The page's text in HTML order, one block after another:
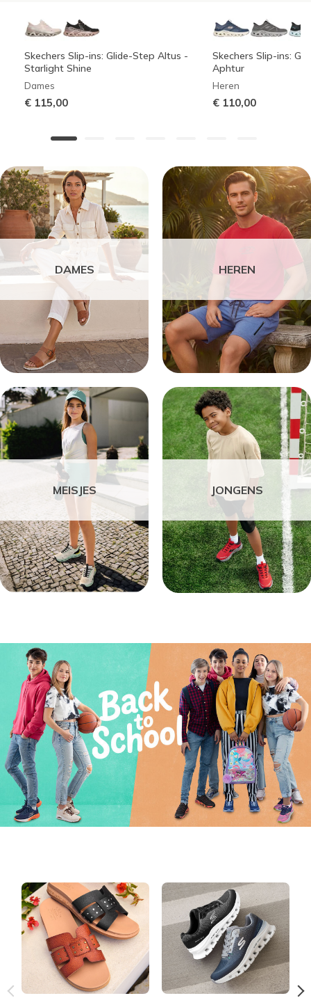
Skechers Slip-ins: Glide-Step Altus -
Starlight Shine
Dames
€ 115,00
Skechers Slip-ins:
Aphtur
Heren
€ 110,00
DAMES HEREN
MEISJES JONGENS